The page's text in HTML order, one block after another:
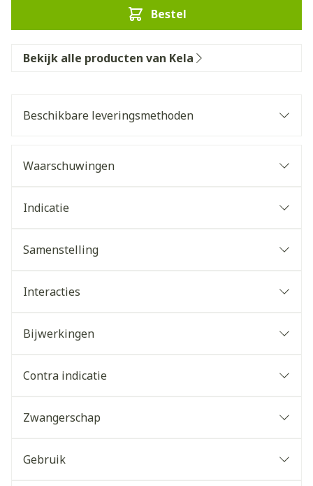
Bestel
Bekijk alle producten van Kela
Beschikbare leveringsmethoden
Waarschuwingen
Indicatie
Samenstelling
Interacties
Bijwerkingen
Contra indicatie
Zwangerschap
Gebruik